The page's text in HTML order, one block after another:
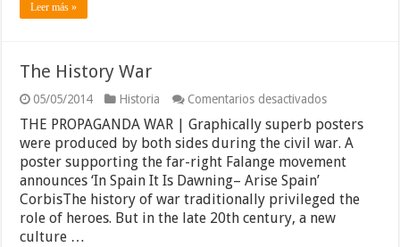
Leer más »
The History War
05/05/2014 Historia Comentarios desactivadosen
History
War
THE PROPAGANDA WAR | Graphically superb posters
were produced by both sides during the civil war. A
poster supporting the far-right Falange movement
announces ‘In Spain It Is Dawning– Arise Spain’
CorbisThe history of war traditionally privileged the
role of heroes. But in the late 20th century, a new
culture …